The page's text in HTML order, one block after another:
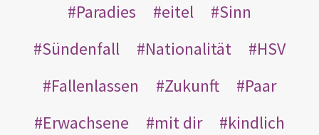
Paradies
eitel
Sinn
Sündenfall
Nationalität
HSV
Fallenlassen
Zukunft
Paar
Erwachsene
mit dir
kindlich